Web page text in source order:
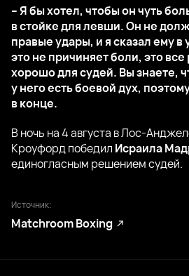
– Я бы хотел, чтобы он чуть
в стойке для левши. Он не
правые удары, и я сказал ему в
это не причиняет боли, это
хорошо для судей. Вы знаете,
у него есть боевой дух,
в конце.
В ночь на 4 августа в Лос-
Кроуфорд победил Исраила
единогласным решением судей.
Источник:
Matchroom Boxing